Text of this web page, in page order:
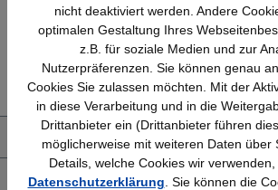
Bewährt seit 1958
Über uns
Shop Service
nicht deaktiviert werden. Andere
optimalen Gestaltung Ihres
z.B. für soziale Medien und zur
Nutzerpräferenzen. Sie können genau
Cookies Sie zulassen möchten. Mit der
in diese Verarbeitung und in die
Drittanbieter ein (Drittanbieter führen
möglicherweise mit weiteren Daten über
Details, welche Cookies wir
Datenschutzerklärung . Sie können die